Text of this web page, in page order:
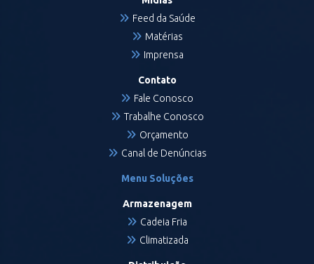
Feed da Saúde
Matérias
Imprensa
Contato
Fale Conosco
Trabalhe Conosco
Orçamento
Canal de Denúncias
Menu Soluções
Armazenagem
Cadeia Fria
Climatizada